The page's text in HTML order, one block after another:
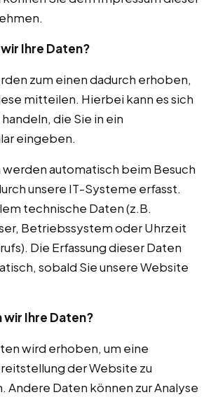
Ihre Daten?
zum einen dadurch erhoben,
mitteilen. Hierbei kann es sich
die Sie in ein
eingeben.
automatisch beim Besuch
unsere IT-Systeme erfasst.
technische Daten (z.B.
Betriebssystem oder Uhrzeit
Die Erfassung dieser Daten
sobald Sie unsere Website
Ihre Daten?
wird erhoben, um eine
der Website zu
Andere Daten können zur Analyse